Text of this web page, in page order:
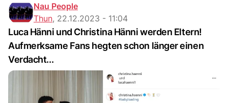
Nau People
Thun, 22.12.2023 - 11:04
Luca Hänni und Christina Hänni werden Eltern!
Aufmerksame Fans hegten schon länger einen
Verdacht...